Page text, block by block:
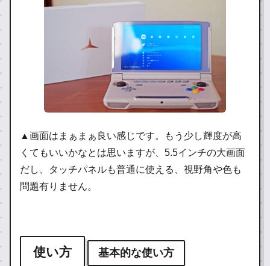
▲画面はまぁまぁ良い感じです。もう少し輝度が高
くてもいいかなとは思いますが、5.5インチの大画面
だし、タッチパネルも普通に使える、視野角や色も
問題有りません。
使い方 基本的な使い方